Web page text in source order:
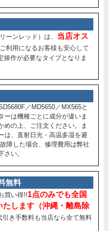
ーンレッド）は、 当店オス
利用になるお客様も安心して
作が必要なタイプとなりま
／MD5650／MX565と
ーは機種ごとに成分が違いま
めの上、ご注文ください。ま
は、直射日光・高温多湿を避
障した場合、修理費用は弊社
い。
無料
買い得!!1点のみでも全国
します（沖縄・離島除
き手数料も当店なら全て無料